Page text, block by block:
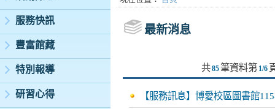
服務快訊
豐富館藏
特別報導
研習心得
最新消息
共85筆資料第 1/6
【服務訊息】博愛校區圖書館